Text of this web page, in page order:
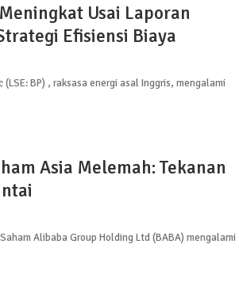
Usai Laporan
Efisiensi Biaya
BP) , raksasa energi asal Inggris, mengalami
Asia Melemah: Tekanan
Alibaba Group Holding Ltd (BABA) mengalami